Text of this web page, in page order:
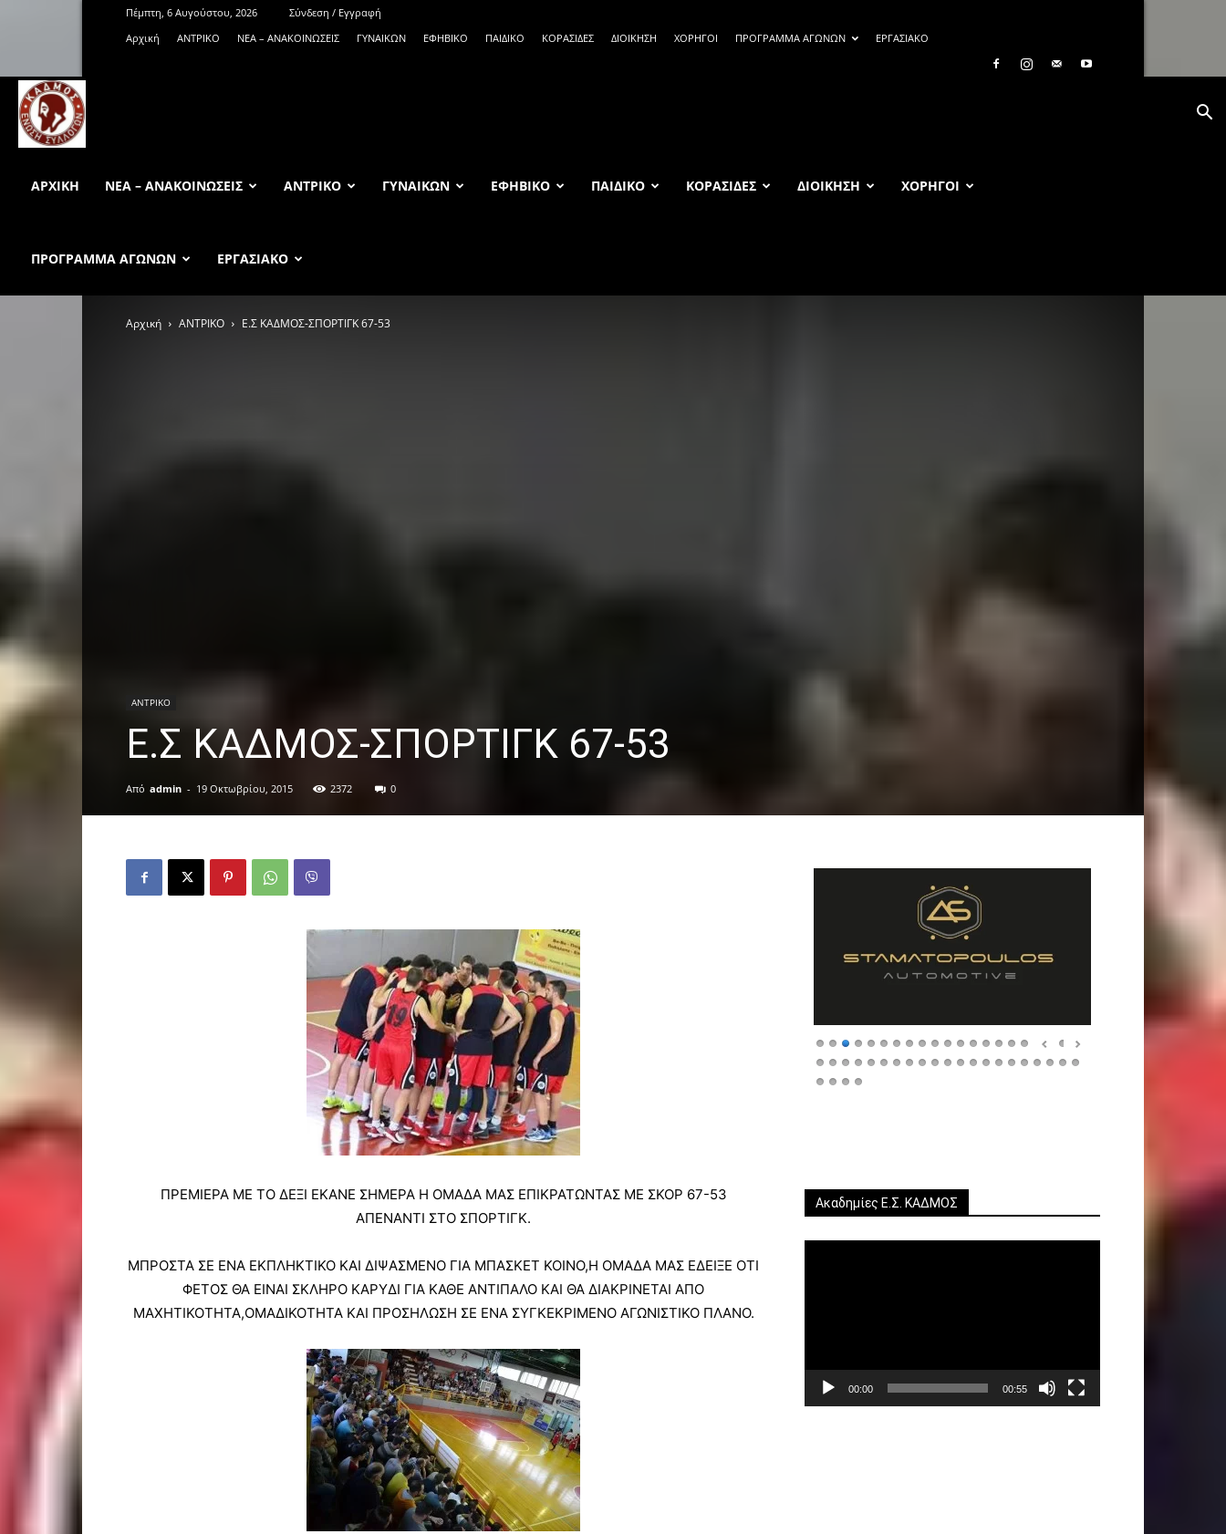
Πέμπτη, 6 Αυγούστου, 2026
Σύνδεση / Εγγραφή
Αρχική
ΑΝTΡΙΚΟ ΝΕΑ – ΑΝΑΚΟΙΝΩΣΕΙΣ ΓΥΝΑΙΚΩΝ ΕΦΗΒΙΚΟ ΠΑΙΔΙΚΟ ΚΟΡΑΣΙΔΕΣ ΔΙΟΙΚΗΣΗ ΧΟΡΗΓΟΙ ΠΡΟΓΡΑΜΜΑ ΑΓΩΝΩΝ ΕΡΓΑΣΙΑΚΟ
ΑΡΧΙΚΉ ΝΕΑ – ΑΝΑΚΟΙΝΩΣΕΙΣ ΑΝTΡΙΚΟ ΓΥΝΑΙΚΩΝ ΕΦΗΒΙΚΟ ΠΑΙΔΙΚΟ ΚΟΡΑΣΙΔΕΣ ΔΙΟΙΚΗΣΗ ΧΟΡΗΓΟΙ
ΠΡΟΓΡΑΜΜΑ ΑΓΩΝΩΝ ΕΡΓΑΣΙΑΚΟ
Αρχική ΑΝTΡΙΚΟ Ε.Σ ΚΑΔΜΟΣ-ΣΠΟΡΤΙΓΚ 67-53
ΑΝTΡΙΚΟ
Ε.Σ ΚΑΔΜΟΣ-ΣΠΟΡΤΙΓΚ 67-53
Από admin - 19 Οκτωβρίου, 2015 2372 0
ΠΡΕΜΙΕΡΑ ΜΕ ΤΟ ΔΕΞΙ ΕΚΑΝΕ ΣΗΜΕΡΑ Η ΟΜΑΔΑ ΜΑΣ ΕΠΙΚΡΑΤΩΝΤΑΣ ΜΕ ΣΚΟΡ 67-53
AΠΕΝΑΝΤΙ ΣΤΟ ΣΠΟΡΤΙΓΚ.
ΜΠΡΟΣΤΑ ΣΕ ΕΝΑ ΕΚΠΛΗΚΤΙΚΟ ΚΑΙ ΔΙΨΑΣΜΕΝΟ ΓΙΑ ΜΠΑΣΚΕΤ ΚΟΙΝΟ,Η ΟΜΑΔΑ ΜΑΣ ΕΔΕΙΞΕ ΟΤΙ
ΦΕΤΟΣ ΘΑ ΕΙΝΑΙ ΣΚΛΗΡΟ ΚΑΡΥΔΙ ΓΙΑ ΚΑΘΕ ΑΝΤΙΠΑΛΟ ΚΑΙ ΘΑ ΔΙΑΚΡΙΝΕΤΑΙ ΑΠΟ
ΜΑΧΗΤΙΚΟΤΗΤΑ,ΟΜΑΔΙΚΟΤΗΤΑ ΚΑΙ ΠΡΟΣΗΛΩΣΗ ΣΕ ΕΝΑ ΣΥΓΚΕΚΡΙΜΕΝΟ ΑΓΩΝΙΣΤΙΚΟ ΠΛΑΝΟ.
Ακαδημίες Ε.Σ. ΚΑΔΜΟΣ
00:00 00:55